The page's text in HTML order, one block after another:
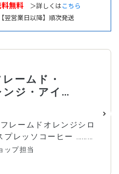
無料 ＞詳しくはこちら
翌営業日以降】順次発送
レームド・
ンジ・アイ
ュー!
レームドオレンジシロ
レッソコーヒー ……
氷 …… 適量 ◆作り
、30mlのフレームド
ップ担当